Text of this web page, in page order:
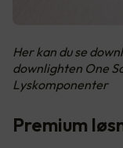
Her kan du se
downlighten One
Lyskomponenter
Premium